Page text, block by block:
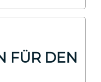
FÜR DEN